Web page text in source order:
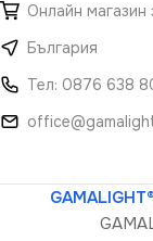
Онлайн магазин
България
Тел: 0876 638
GAMALIGHT®